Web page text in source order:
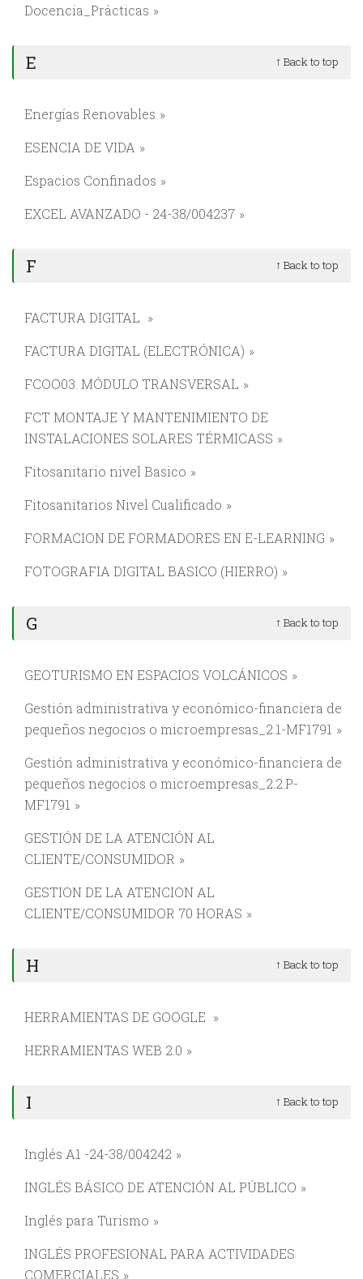
Docencia_Prácticas
E ↑ Back to top
Energías Renovables
ESENCIA DE VIDA
Espacios Confinados
EXCEL AVANZADO - 24-38/004237
F ↑ Back to top
FACTURA DIGITAL
FACTURA DIGITAL (ELECTRÓNICA)
FCOO03. MÓDULO TRANSVERSAL
FCT MONTAJE Y MANTENIMIENTO DE
INSTALACIONES SOLARES TÉRMICASS
Fitosanitario nivel Basico
Fitosanitarios Nivel Cualificado
FORMACION DE FORMADORES EN E-LEARNING
FOTOGRAFIA DIGITAL BASICO (HIERRO)
G ↑ Back to top
GEOTURISMO EN ESPACIOS VOLCÁNICOS
Gestión administrativa y económico-financiera de
pequeños negocios o microempresas_2.1-MF1791
Gestión administrativa y económico-financiera de
pequeños negocios o microempresas_2.2.P-
MF1791
GESTIÓN DE LA ATENCIÓN AL
CLIENTE/CONSUMIDOR
GESTION DE LA ATENCION AL
CLIENTE/CONSUMIDOR 70 HORAS
H ↑ Back to top
HERRAMIENTAS DE GOOGLE
HERRAMIENTAS WEB 2.0
I ↑ Back to top
Inglés A1 -24-38/004242
INGLÉS BÁSICO DE ATENCIÓN AL PÚBLICO
Inglés para Turismo
INGLÉS PROFESIONAL PARA ACTIVIDADES
COMERCIALES